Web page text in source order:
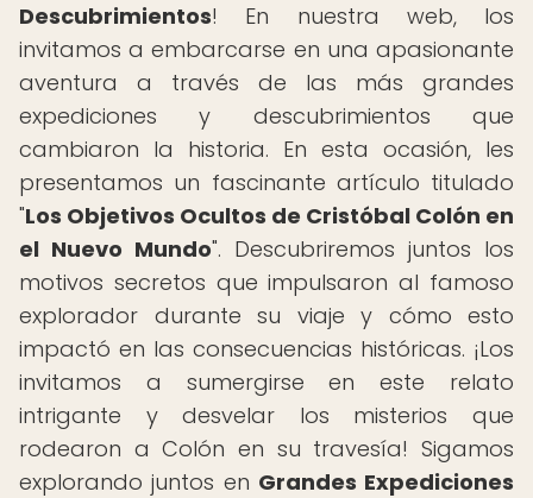
Descubrimientos! En nuestra web, los
invitamos a embarcarse en una apasionante
aventura a través de las más grandes
expediciones y descubrimientos que
cambiaron la historia. En esta ocasión, les
presentamos un fascinante artículo titulado
"Los Objetivos Ocultos de Cristóbal Colón en
el Nuevo Mundo". Descubriremos juntos los
motivos secretos que impulsaron al famoso
explorador durante su viaje y cómo esto
impactó en las consecuencias históricas. ¡Los
invitamos a sumergirse en este relato
intrigante y desvelar los misterios que
rodearon a Colón en su travesía! Sigamos
explorando juntos en Grandes Expediciones